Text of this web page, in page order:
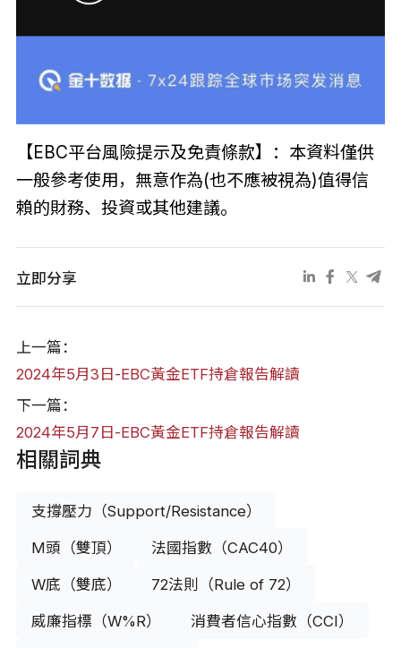
【EBC平台風險提示及免責條款】：本資料僅供
一般參考使用，無意作為(也不應被視為)值得信
賴的財務、投資或其他建議。
立即分享
上一篇：
2024年5月3日-EBC黃金ETF持倉報告解讀
下一篇：
2024年5月7日-EBC黃金ETF持倉報告解讀
相關詞典
支撐壓力（Support/Resistance）
M頭（雙頂） 法國指數（CAC40）
W底（雙底） 72法則（Rule of 72）
威廉指標（W%R） 消費者信心指數（CCI）